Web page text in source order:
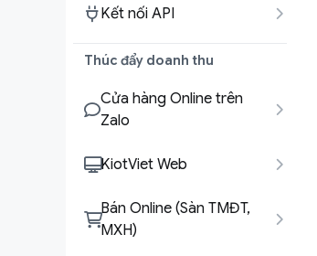
Kết nối API
Thúc đẩy doanh thu
Cửa hàng Online trên
Zalo
KiotViet Web
Bán Online (Sàn TMĐT,
MXH)